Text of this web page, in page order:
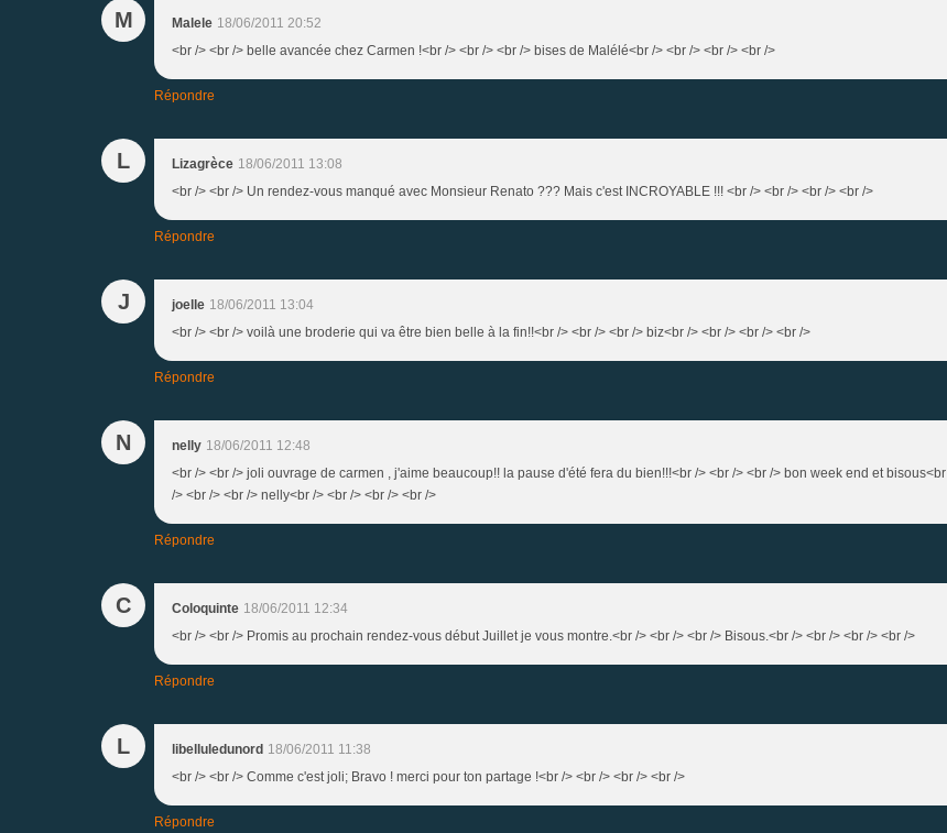
M Malele 18/06/2011 20:52
<br /> <br /> belle avancée chez Carmen !<br /> <br /> <br /> bises de Malélé<br /> <br /> <br /> <br />
Répondre
L Lizagrèce 18/06/2011 13:08
<br /> <br /> Un rendez-vous manqué avec Monsieur Renato ??? Mais c'est INCROYABLE !!! <br /> <br /> <br /> <br />
Répondre
J joelle 18/06/2011 13:04
<br /> <br /> voilà une broderie qui va être bien belle à la fin!!<br /> <br /> <br /> biz<br /> <br /> <br /> <br />
Répondre
N nelly 18/06/2011 12:48
<br /> <br /> joli ouvrage de carmen , j'aime beaucoup!! la pause d'été fera du bien!!!<br /> <br /> <br /> bon week end et bisous<br
/> <br /> <br /> nelly<br /> <br /> <br /> <br />
Répondre
C Coloquinte 18/06/2011 12:34
<br /> <br /> Promis au prochain rendez-vous début Juillet je vous montre.<br /> <br /> <br /> Bisous.<br /> <br /> <br /> <br />
Répondre
L libelluledunord 18/06/2011 11:38
<br /> <br /> Comme c'est joli; Bravo ! merci pour ton partage !<br /> <br /> <br /> <br />
Répondre